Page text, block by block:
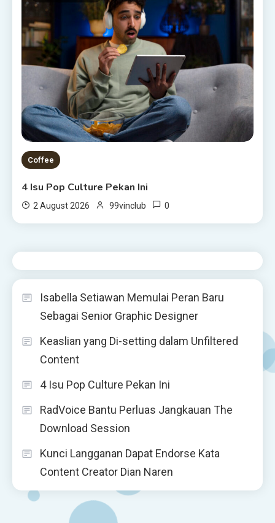
Coffee
4 Isu Pop Culture Pekan Ini
2 August 2026 99vinclub 0
Isabella Setiawan Memulai Peran Baru
Sebagai Senior Graphic Designer
Keaslian yang Di-setting dalam Unfiltered
Content
4 Isu Pop Culture Pekan Ini
RadVoice Bantu Perluas Jangkauan The
Download Session
Kunci Langganan Dapat Endorse Kata
Content Creator Dian Naren